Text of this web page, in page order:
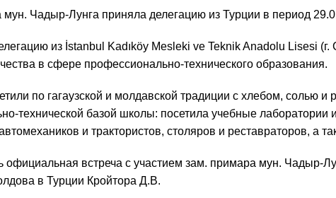
Чадыр-Лунга приняла делегацию из Турции в период
из İstanbul Kadıköy Mesleki ve Teknik Anadolu Lisesi (г.
в сфере профессионально-технического образования.
по гагаузской и молдавской традиции с хлебом, солью
технической базой школы: посетила учебные лаборатории
и трактористов, столяров и реставраторов, а
официальная встреча с участием зам. примара мун. Чадыр-
в Турции Кройтора Д.В.